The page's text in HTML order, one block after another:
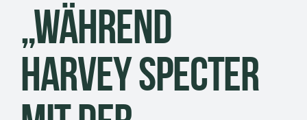
„Während
Harvey Specter